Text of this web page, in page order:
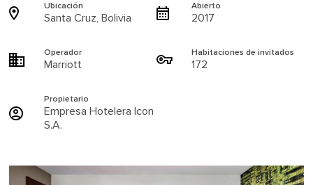
Ubicación
Santa Cruz, Bolivia
Abierto
2017
Operador
Marriott
Habitaciones de invitados
172
Propietario
Empresa Hotelera Icon
S.A.